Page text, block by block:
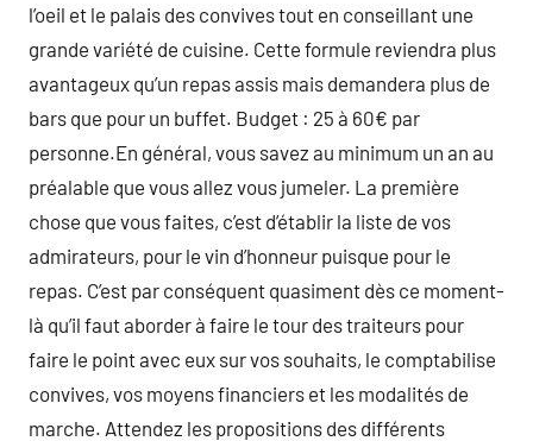
l’oeil et le palais des convives tout en conseillant une
grande variété de cuisine. Cette formule reviendra plus
avantageux qu’un repas assis mais demandera plus de
bars que pour un buffet. Budget : 25 à 60€ par
personne.En général, vous savez au minimum un an au
préalable que vous allez vous jumeler. La première
chose que vous faites, c’est d’établir la liste de vos
admirateurs, pour le vin d’honneur puisque pour le
repas. C’est par conséquent quasiment dès ce moment-
là qu’il faut aborder à faire le tour des traiteurs pour
faire le point avec eux sur vos souhaits, le comptabilise
convives, vos moyens financiers et les modalités de
marche. Attendez les propositions des différents